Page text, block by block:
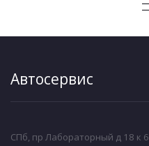
Автосервис
СПб, пр Лабораторный д 18 к 6